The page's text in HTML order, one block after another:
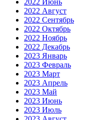
2022 Июнь
2022 Август
2022 Сентябрь
2022 Октябрь
2022 Ноябрь
2022 Декабрь
2023 Январь
2023 Февраль
2023 Март
2023 Апрель
2023 Май
2023 Июнь
2023 Июль